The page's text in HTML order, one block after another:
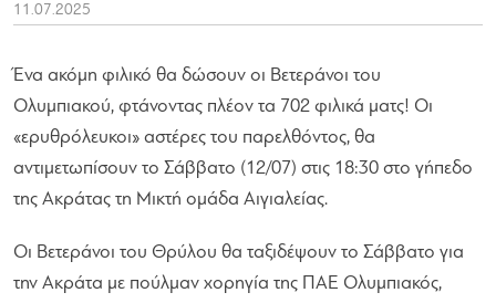
11.07.2025
Ένα ακόμη φιλικό θα δώσουν οι Βετεράνοι του
Ολυμπιακού, φτάνοντας πλέον τα 702 φιλικά ματς! Οι
«ερυθρόλευκοι» αστέρες του παρελθόντος, θα
αντιμετωπίσουν το Σάββατο (12/07) στις 18:30 στο γήπεδο
της Ακράτας τη Μικτή ομάδα Αιγιαλείας.
Οι Βετεράνοι του Θρύλου θα ταξιδέψουν το Σάββατο για
την Ακράτα με πούλμαν χορηγία της ΠΑΕ Ολυμπιακός,